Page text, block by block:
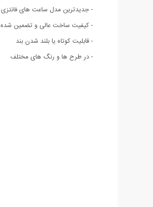
- جدیدترین مدل ساعت های فانتزی
- کیفیت ساخت عالی و تضمین شده
- قابلیت کوتاه یا بلند شدن بند
- در طرح ها و رنگ های مختلف